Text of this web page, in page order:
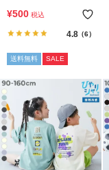
堂】 BIGシルエット プリン
¥500 税込
4.8（6）
送料無料 SALE